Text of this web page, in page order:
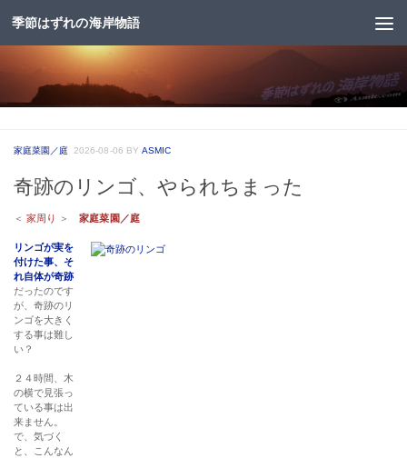
コンテンツへスキップ
季節はずれの海岸物語
家庭菜園／庭 2026-08-06 BY ASMIC
奇跡のリンゴ、やられちまった
＜家周り ＞家庭菜園／庭
リンゴが実を
付けた事、そ
れ自体が奇跡
だったのです
が、奇跡のリ
ンゴを大きく
する事は難し
い？
２４時間、木
の横で見張っ
ている事は出
来ません。
で、気づく
と、こんなん